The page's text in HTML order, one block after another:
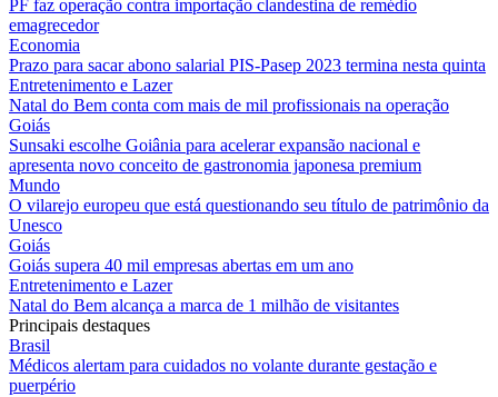
PF faz operação contra importação clandestina de remédio
emagrecedor
Economia
Prazo para sacar abono salarial PIS-Pasep 2023 termina nesta quinta
Entretenimento e Lazer
Natal do Bem conta com mais de mil profissionais na operação
Goiás
Sunsaki escolhe Goiânia para acelerar expansão nacional e
apresenta novo conceito de gastronomia japonesa premium
Mundo
O vilarejo europeu que está questionando seu título de patrimônio da
Unesco
Goiás
Goiás supera 40 mil empresas abertas em um ano
Entretenimento e Lazer
Natal do Bem alcança a marca de 1 milhão de visitantes
Principais destaques
Brasil
Médicos alertam para cuidados no volante durante gestação e
puerpério